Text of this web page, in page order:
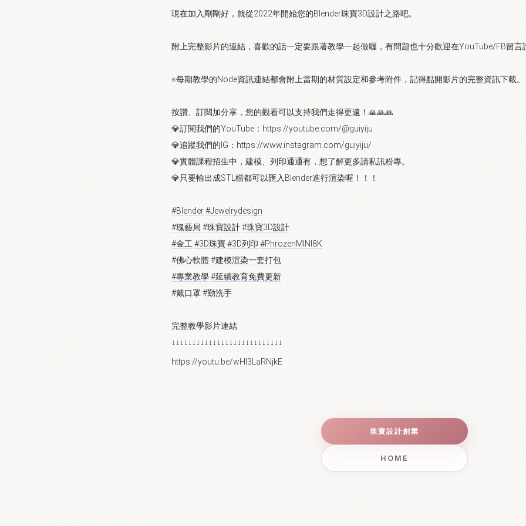
現在加入剛剛好，就從2022年開始您的Blender珠寶3D設計之路吧。
附上完整影片的連結，喜歡的話一定要跟著教學一起做喔，有問題也十分歡迎在YouTube/FB留言
※每期教學的Node資訊連結都會附上當期的材質設定和參考附件，記得點開影片的完整資訊下載。
按讚、訂閱加分享，您的觀看可以支持我們走得更遠！🙏🙏🙏
💎訂閱我們的YouTube：https://youtube.com/@guiyiju
💎追蹤我們的IG：https://www.instagram.com/guiyiju/
💎實體課程招生中，建模、列印通通有，想了解更多請私訊粉專。
💎只要輸出成STL檔都可以匯入Blender進行渲染喔！！！
#Blender#Jewelrydesign
#瑰藝局 #珠寶設計#珠寶3D設計
#金工 #3D珠寶#3D列印 #PhrozenMINI8K
#佛心軟體 #建模渲染一套打包
#專業教學#延續教育免費更新
#戴口罩 #勤洗手
完整教學影片連結
↓↓↓↓↓↓↓↓↓↓↓↓↓↓↓↓↓↓↓↓↓↓↓↓↓↓↓
https://youtu.be/wHl3LaRNjkE
珠寶設計創業
HOME